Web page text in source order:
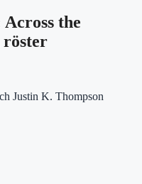
the
röster
Justin K. Thompson